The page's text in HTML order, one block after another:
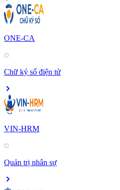
ONE-CA
Chữ ký số điện tử
VIN-HRM
Quản trị nhân sự